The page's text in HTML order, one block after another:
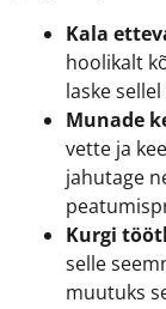
Kala
hoolikalt
laske
Munade
vette ja
jahutage
Kurgi
selle
muutuks